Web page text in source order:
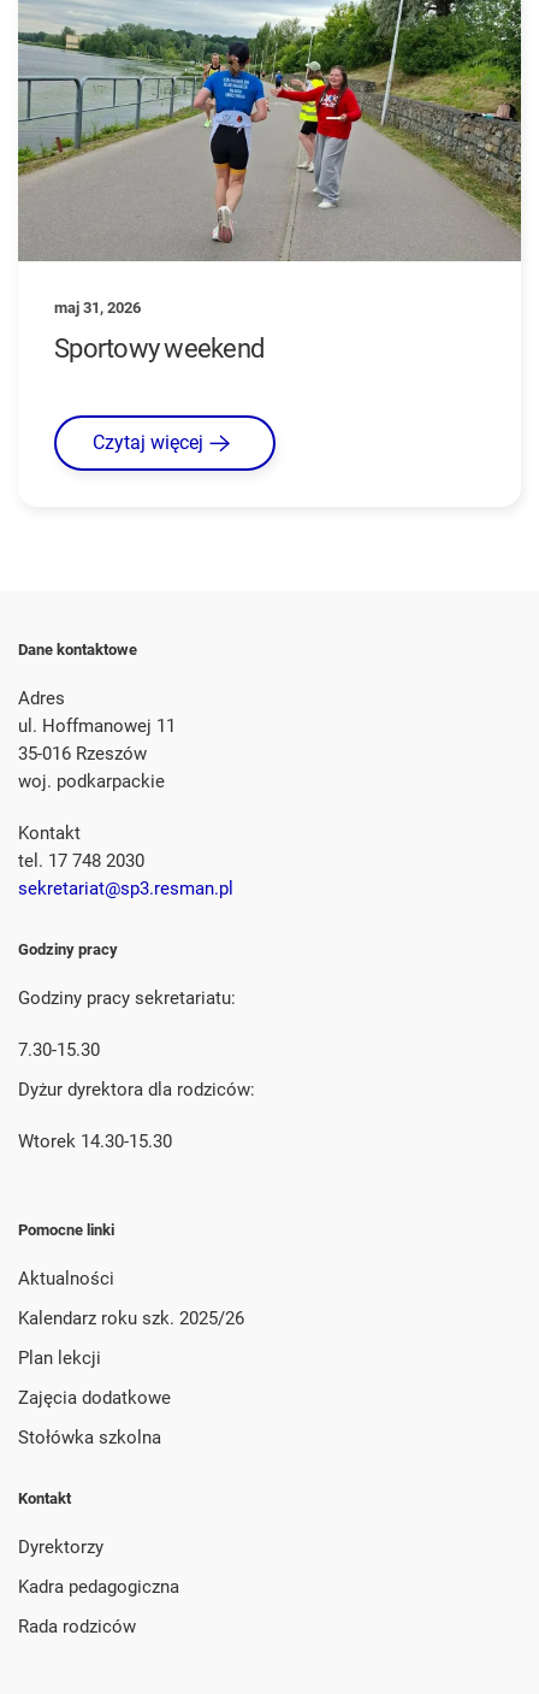
maj 31, 2026
Sportowy weekend
Czytaj więcej
Dane kontaktowe
Adres
ul. Hoffmanowej 11
35-016 Rzeszów
woj. podkarpackie
Kontakt
tel. 17 748 2030
sekretariat@sp3.resman.pl
Godziny pracy
Godziny pracy sekretariatu:
7.30-15.30
Dyżur dyrektora dla rodziców:
Wtorek 14.30-15.30
Pomocne linki
Aktualności
Kalendarz roku szk. 2025/26
Plan lekcji
Zajęcia dodatkowe
Stołówka szkolna
Kontakt
Dyrektorzy
Kadra pedagogiczna
Rada rodziców